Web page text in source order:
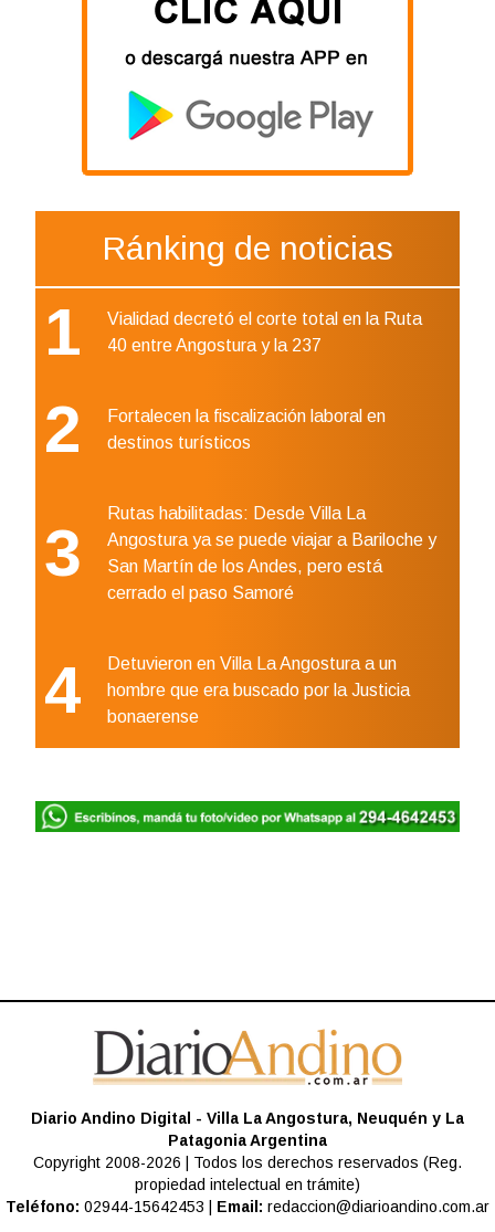
Ránking de noticias
1
Vialidad decretó el corte total en la Ruta
40 entre Angostura y la 237
2
Fortalecen la fiscalización laboral en
destinos turísticos
3
Rutas habilitadas: Desde Villa La
Angostura ya se puede viajar a Bariloche y
San Martín de los Andes, pero está
cerrado el paso Samoré
4
Detuvieron en Villa La Angostura a un
hombre que era buscado por la Justicia
bonaerense
Diario Andino Digital - Villa La Angostura, Neuquén y La
Patagonia Argentina
Copyright 2008-2026 | Todos los derechos reservados (Reg.
propiedad intelectual en trámite)
Teléfono: 02944-15642453 | Email: redaccion@diarioandino.com.ar